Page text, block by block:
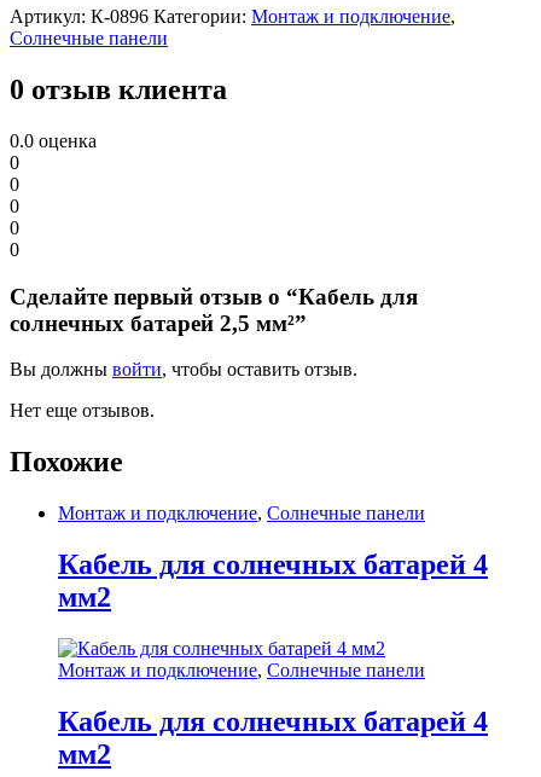
Артикул: К-0896 Категории: Монтаж и подключение,
Солнечные панели
0 отзыв клиента
0.0 оценка
0
0
0
0
0
Сделайте первый отзыв о “Кабель для
солнечных батарей 2,5 мм²”
Вы должны войти, чтобы оставить отзыв.
Нет еще отзывов.
Похожие
Монтаж и подключение, Солнечные панели
Кабель для солнечных батарей 4
мм2
Монтаж и подключение, Солнечные панели
Кабель для солнечных батарей 4
мм2